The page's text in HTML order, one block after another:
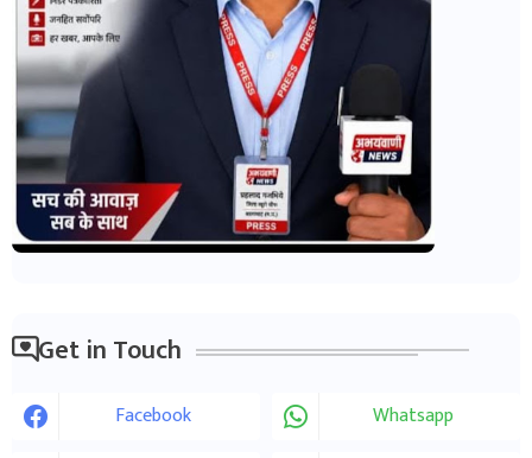
Get in Touch
Facebook
Whatsapp